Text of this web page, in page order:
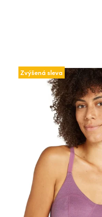
Zvýšená sleva